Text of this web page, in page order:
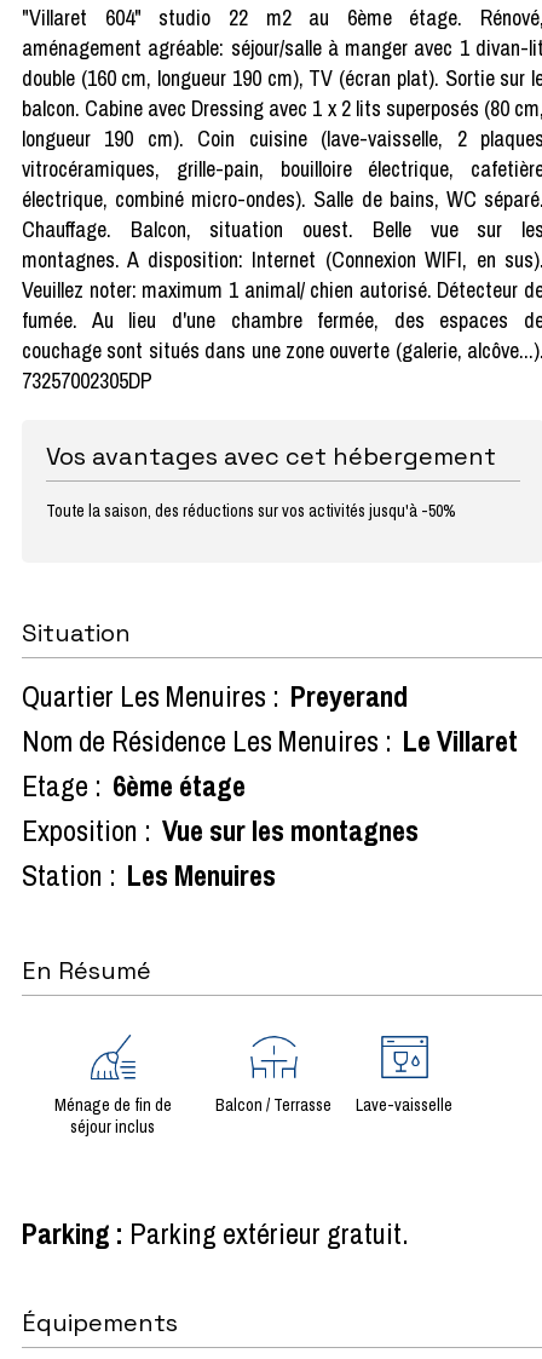
"Villaret 604" studio 22 m2 au 6ème étage.
aménagement agréable: séjour/salle à manger avec 1 divan-
double (160 cm, longueur 190 cm), TV (écran plat). Sortie sur
balcon. Cabine avec Dressing avec 1 x 2 lits superposés (80
longueur 190 cm). Coin cuisine (lave-vaisselle, 2
vitrocéramiques, grille-pain, bouilloire électrique,
électrique, combiné micro-ondes). Salle de bains, WC
Chauffage. Balcon, situation ouest. Belle vue sur
montagnes. A disposition: Internet (Connexion WIFI, en
Veuillez noter: maximum 1 animal/ chien autorisé. Détecteur
fumée. Au lieu d'une chambre fermée, des espaces
couchage sont situés dans une zone ouverte (galerie,
73257002305DP
Vos avantages avec cet hébergement
Toute la saison, des réductions sur vos activités jusqu'à -50%
Situation
Quartier Les Menuires : Preyerand
Nom de Résidence Les Menuires : Le Villaret
Etage : 6ème étage
Exposition : Vue sur les montagnes
Station : Les Menuires
En Résumé
Ménage de fin de
séjour inclus
Balcon / Terrasse Lave-vaisselle
Parking : Parking extérieur gratuit
Équipements